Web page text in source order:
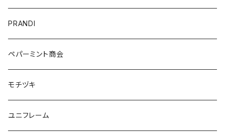
PRANDI
ペパーミント商会
モチヅキ
ユニフレーム